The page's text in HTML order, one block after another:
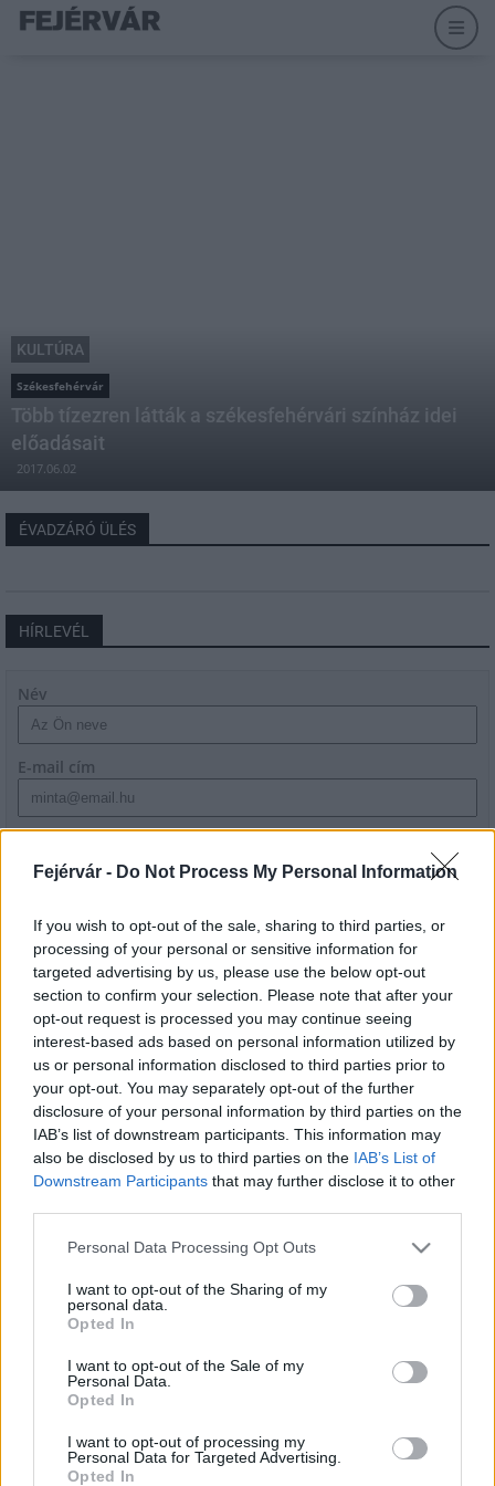
Fejérvár - Do Not Process My Personal Information
If you wish to opt-out of the sale, sharing to third parties, or
processing of your personal or sensitive information for
targeted advertising by us, please use the below opt-out
section to confirm your selection. Please note that after your
opt-out request is processed you may continue seeing
interest-based ads based on personal information utilized by
us or personal information disclosed to third parties prior to
your opt-out. You may separately opt-out of the further
disclosure of your personal information by third parties on the
IAB’s list of downstream participants. This information may
also be disclosed by us to third parties on the IAB’s List of
Downstream Participants that may further disclose it to other
Please note that this website/app uses one or more Google
not limited to your visit or usage behaviour. You may click to
grant or deny consent to Google and its third-party tags to
use your data for below specified purposes in below Google
consent section.
Personal Data Processing Opt Outs
I want to opt-out of the Sharing of my
personal data.
Opted In
I want to opt-out of the Sale of my
Personal Data.
Opted In
I want to opt-out of processing my
Personal Data for Targeted Advertising.
Opted In
KULTÚRA
Székesfehérvár
Több tízezren látták a székesfehérvári színház idei
előadásait
2017.06.02
ÉVADZÁRÓ ÜLÉS
HÍRLEVÉL
Név
E-mail cím
szabályzatot!
LEGFRISSEBB
Országos hírek
Megérkezett az eső a Duna vízgyűjtőjére
Aktuális
Paks II.: Mit jelent az 5. blokk új
árnyékában?
másodfokúra csökken a riasztás